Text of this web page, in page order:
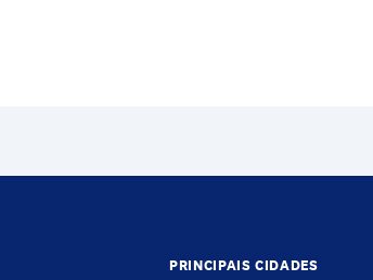
PRINCIPAIS CIDADES